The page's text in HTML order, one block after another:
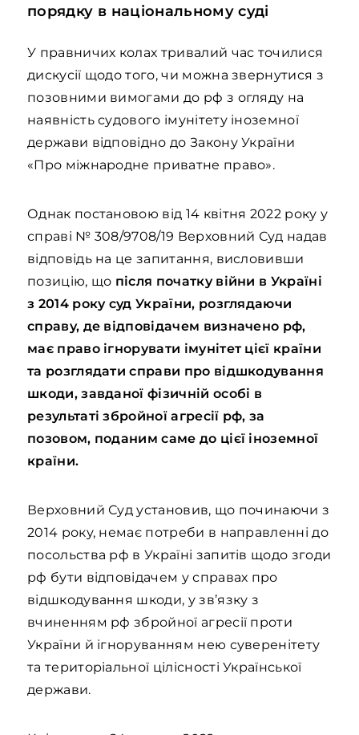
порядку в національному суді
У правничих колах тривалий час точилися
дискусії щодо того, чи можна звернутися з
позовними вимогами до рф з огляду на
наявність судового імунітету іноземної
держави відповідно до Закону України
«Про міжнародне приватне право».
Однак постановою від 14 квітня 2022 року у
справі № 308/9708/19 Верховний Суд надав
відповідь на це запитання, висловивши
позицію, що після початку війни в Україні
з 2014 року суд України, розглядаючи
справу, де відповідачем визначено рф,
має право ігнорувати імунітет цієї країни
та розглядати справи про відшкодування
шкоди, завданої фізичній особі в
результаті збройної агресії рф, за
позовом, поданим саме до цієї іноземної
країни.
Верховний Суд установив, що починаючи з
2014 року, немає потреби в направленні до
посольства рф в Україні запитів щодо згоди
рф бути відповідачем у справах про
відшкодування шкоди, у зв’язку з
вчиненням рф збройної агресії проти
України й ігноруванням нею суверенітету
та територіальної цілісності Української
держави.